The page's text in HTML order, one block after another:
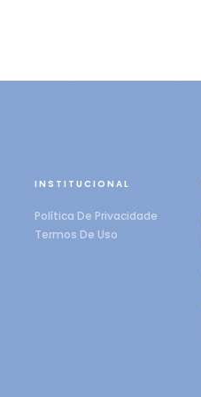
INSTITUCIONAL
Política De Privacidade
Termos De Uso